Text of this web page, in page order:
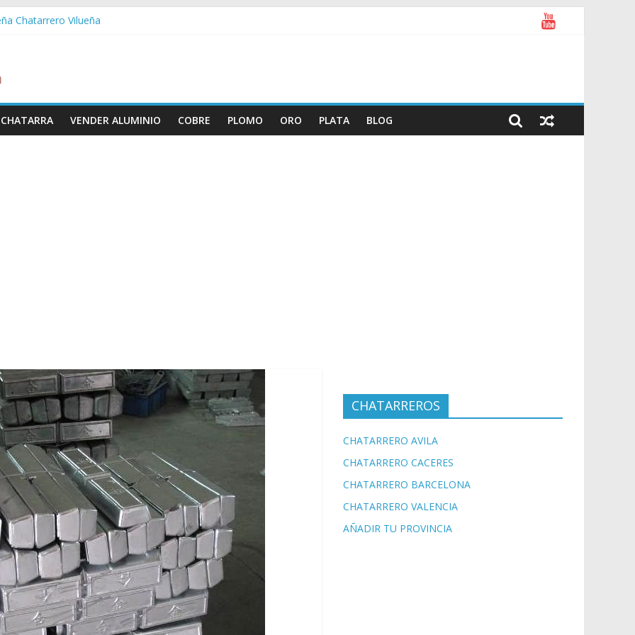
Chatarrero Vilueña
Chatarrero Zaida
Chatarrero Vistabella
VENDER ALUMINIO COBRE PLOMO ORO PLATA BLOG
CHATARREROS
CHATARRERO AVILA
CHATARRERO CACERES
CHATARRERO BARCELONA
CHATARRERO VALENCIA
AÑADIR TU PROVINCIA